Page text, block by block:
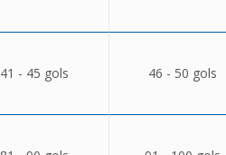
41 - 45 gols 46 - 50 gols